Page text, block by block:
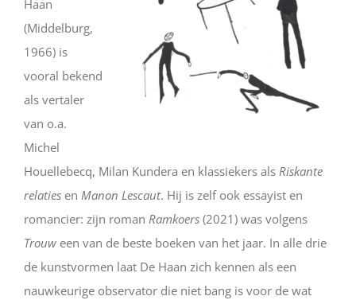
Haan
(Middelburg,
1966) is
vooral bekend
als vertaler
van o.a.
Michel
Houellebecq, Milan Kundera en klassiekers als Riskante
relaties en Manon Lescaut. Hij is zelf ook essayist en
romancier: zijn roman Ramkoers (2021) was volgens
Trouw een van de beste boeken van het jaar. In alle drie
de kunstvormen laat De Haan zich kennen als een
nauwkeurige observator die niet bang is voor de wat